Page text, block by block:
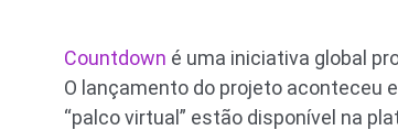
Countdown é uma iniciativa global
O lançamento do projeto aconteceu
“palco virtual” estão disponível na